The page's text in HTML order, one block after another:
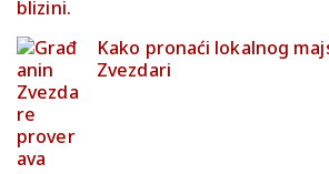
Kako pronaći lokalnog
Zvezdari